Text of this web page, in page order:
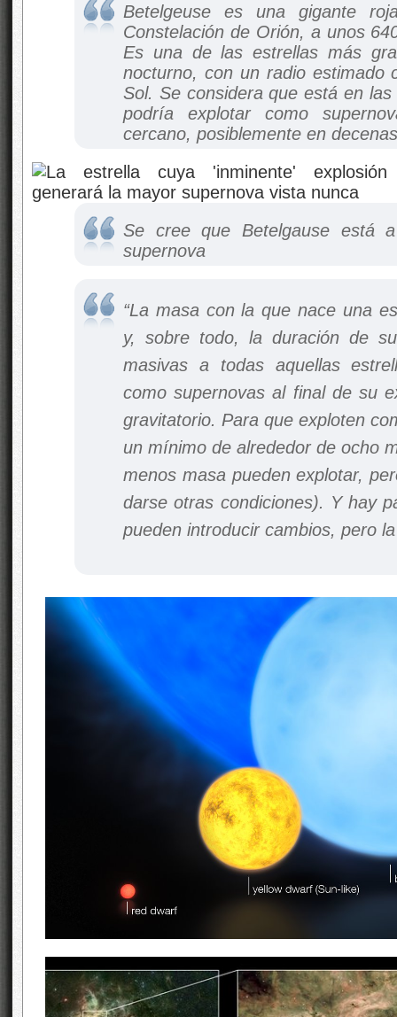
Betelgeuse es una gigante
Constelación de Orión, a unos
Es una de las estrellas más
nocturno, con un radio estimado
Sol. Se considera que está en
podría explotar como
cercano, posiblemente en
Se cree que Betelgause está
supernova
“La masa con la que nace una
y, sobre todo, la duración de
masivas a todas aquellas
como supernovas al final de su
gravitatorio. Para que exploten
un mínimo de alrededor de ocho
menos masa pueden explotar,
darse otras condiciones). Y hay
pueden introducir cambios, pero